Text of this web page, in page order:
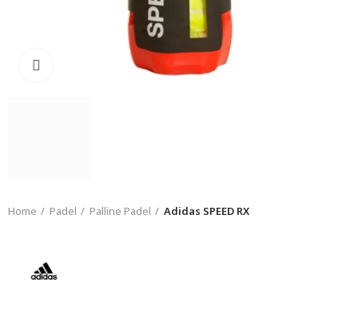
Home Padel Palline Padel Adidas SPEED RX